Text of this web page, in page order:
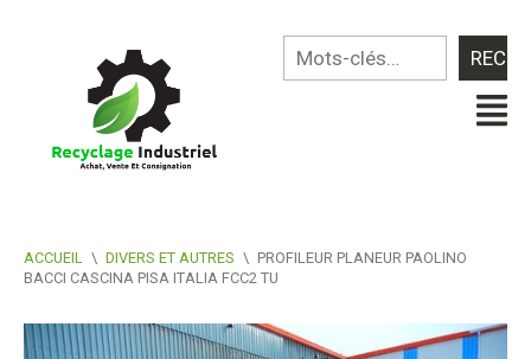
ACCUEIL \ DIVERS ET AUTRES \ PROFILEUR PLANEUR PAOLINO
BACCI CASCINA PISA ITALIA FCC2 TU